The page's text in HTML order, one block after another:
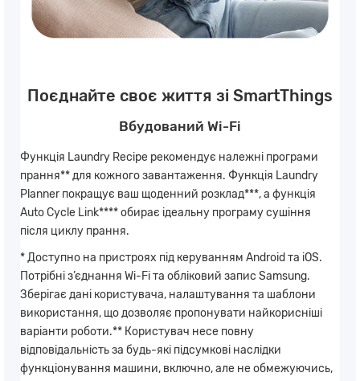
Поєднайте своє життя зі SmartThings
Вбудований Wi-Fi
Функція Laundry Recipe рекомендує належні програми
прання** для кожного завантаження. Функція Laundry
Planner покращує ваш щоденний розклад***, а функція
Auto Cycle Link**** обирає ідеальну програму сушіння
після циклу прання.
* Доступно на пристроях під керуванням Android та iOS.
Потрібні з’єднання Wi-Fi та обліковий запис Samsung.
Зберігає дані користувача, налаштування та шаблони
використання, що дозволяє пропонувати найкорисніші
варіанти роботи.** Користувач несе повну
відповідальність за будь-які підсумкові наслідки
функціонування машини, включно, але не обмежуючись,